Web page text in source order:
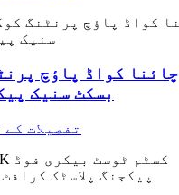
چائنا کواڈ پاؤچ
بسکٹ سنیک
تفصیلات